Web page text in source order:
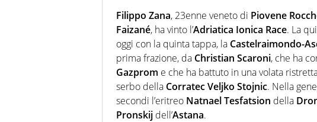
Filippo Zana, 23enne veneto di Piovene
Faizané, ha vinto l’Adriatica Ionica Race. La
oggi con la quinta tappa, la Castelraimondo-
prima frazione, da Christian Scaroni, che ha
Gazprom e che ha battuto in una volata
serbo della Corratec Veljko Stojnic. Nella
secondi l’eritreo Natnael Tesfatsion della
Pronskij dell’Astana.